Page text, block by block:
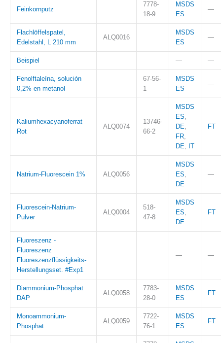
Feinkornputz
7778-
18-9
MSDS
ES
—
Flachlöffelspatel,
Edelstahl, L 210 mm
ALQ0016
MSDS
ES
—
Beispiel — —
Fenolftaleína, solución
0,2% en metanol
67-56-
1
MSDS
ES
—
Kaliumhexacyanoferrat
Rot
ALQ0074
13746-
66-2
MSDS
ES,
DE,
FR,
DE, IT
FT
Natrium-Fluorescein 1% ALQ0056
MSDS
ES,
DE
—
Fluorescein-Natrium-
Pulver
ALQ0004
518-
47-8
MSDS
ES,
DE
FT
Fluoreszenz -
Fluoreszenz
Fluoreszenzflüssigkeits-
Herstellungsset. #Exp1
— —
Diammonium-Phosphat
DAP
ALQ0058
7783-
28-0
MSDS
ES
FT
Monoammonium-
Phosphat
ALQ0059
7722-
76-1
MSDS
ES
FT